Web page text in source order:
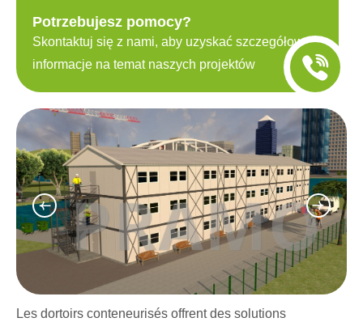
Potrzebujesz pomocy?
Skontaktuj się z nami, aby uzyskać szczegółowe
informacje na temat naszych projektów
Les dortoirs conteneurisés offrent des solutions